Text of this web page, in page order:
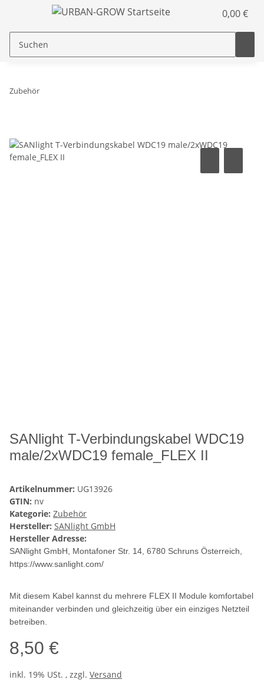
0,00 €
Zubehör
SANlight T-Verbindungskabel WDC19
male/2xWDC19 female_FLEX II
Artikelnummer: UG13926
GTIN: nv
Kategorie: Zubehör
Hersteller: SANlight GmbH
Hersteller Adresse:
SANlight GmbH, Montafoner Str. 14, 6780 Schruns Österreich,
https://www.sanlight.com/
Mit diesem Kabel kannst du mehrere FLEX II Module komfortabel
miteinander verbinden und gleichzeitig über ein einziges Netzteil
betreiben.
8,50 €
inkl. 19% USt. , zzgl. Versand